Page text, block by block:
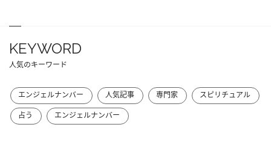
KEYWORD
人気のキーワード
エンジェルナンバー 人気記事 専門家
スピリチュアル
占う
エンジェルナンバー